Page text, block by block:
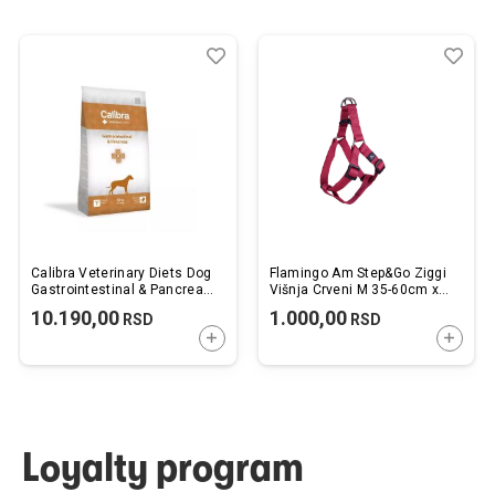
Calibra Veterinary Diets Dog
Gastrointestinal & Pancreas
10.190,00 RSD
DODAJTE U KORPU
Dodaj
Uporedi
Flamingo Am Step&Go Ziggi
Višnja Crveni M 35-60cm x
1.000,00RSD
Loyalty program